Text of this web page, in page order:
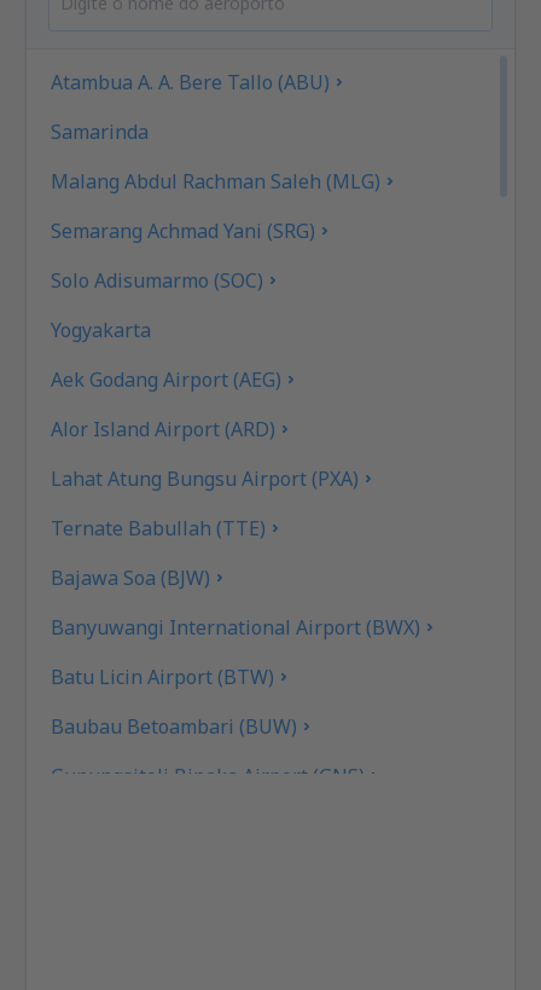
Atambua A. A. Bere Tallo (ABU)
Samarinda
Malang Abdul Rachman Saleh (MLG)
Semarang Achmad Yani (SRG)
Solo Adisumarmo (SOC)
Yogyakarta
Aek Godang Airport (AEG)
Alor Island Airport (ARD)
Lahat Atung Bungsu Airport (PXA)
Ternate Babullah (TTE)
Bajawa Soa (BJW)
Banyuwangi International Airport (BWX)
Batu Licin Airport (BTW)
Baubau Betoambari (BUW)
Gunungsitoli Binaka Airport (GNS)